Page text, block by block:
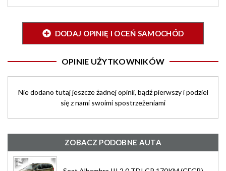
DODAJ OPINIĘ I OCEŃ SAMOCHÓD
OPINIE UŻYTKOWNIKÓW
Nie dodano tutaj jeszcze żadnej opinii, bądź pierwszy i podziel
się z nami swoimi spostrzeżeniami
ZOBACZ PODOBNE AUTA